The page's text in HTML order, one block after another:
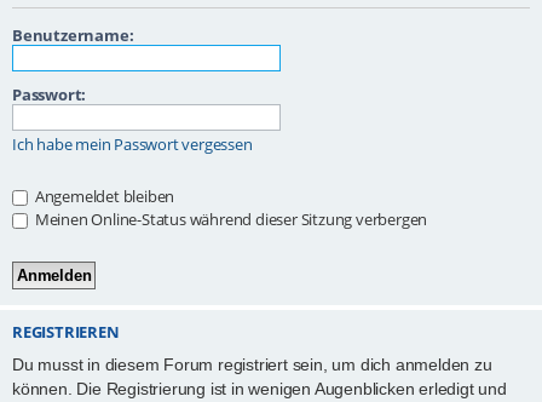
Benutzername:
Passwort:
Ich habe mein Passwort vergessen
Angemeldet bleiben
Meinen Online-Status während dieser Sitzung verbergen
REGISTRIEREN
Du musst in diesem Forum registriert sein, um dich anmelden zu
können. Die Registrierung ist in wenigen Augenblicken erledigt und